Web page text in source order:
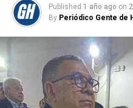
Published 1 año ago on
By Periódico Gente de